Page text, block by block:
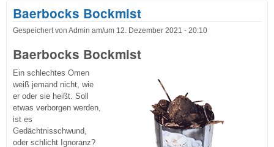
Baerbocks Bockmist
Gespeichert von Admin am/um 12. Dezember 2021 - 20:10
Baerbocks Bockmist
Ein schlechtes Omen
weiß jemand nicht, wie
er oder sie heißt. Soll
etwas verborgen werden,
ist es
Gedächtnisschwund,
oder schlicht Ignoranz?